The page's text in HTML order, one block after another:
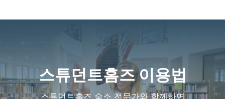
스튜던트홈즈 이용법
스튜던트홈즈 숙소 전문가와 함께하면